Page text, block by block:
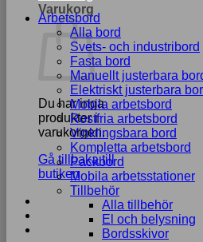
Varukorg
Du har inga
produkter i
varukorgen.
Gå tillbaka till
butiken
Arbetsbord
Alla bord
Svets- och industribord
Fasta bord
Manuellt justerbara
Elektriskt justerbara
Mobila arbetsbord
Rostfria arbetsbord
Vinklingsbara bord
Kompletta arbetsbord
Packbord
Mobila arbetsstationer
Tillbehör
Alla tillbehör
El och belysning
Bordsskivor